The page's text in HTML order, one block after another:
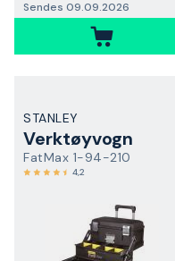
Sendes 09.09.2026
STANLEY
Verktøyvogn
FatMax 1-94-210
4,2